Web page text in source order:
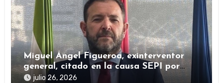
Miguel Ángel Figueroa, exinterventor
general, citado en la causa SEPI por
presuntas irregularidades en ayudas
julio 26, 2026